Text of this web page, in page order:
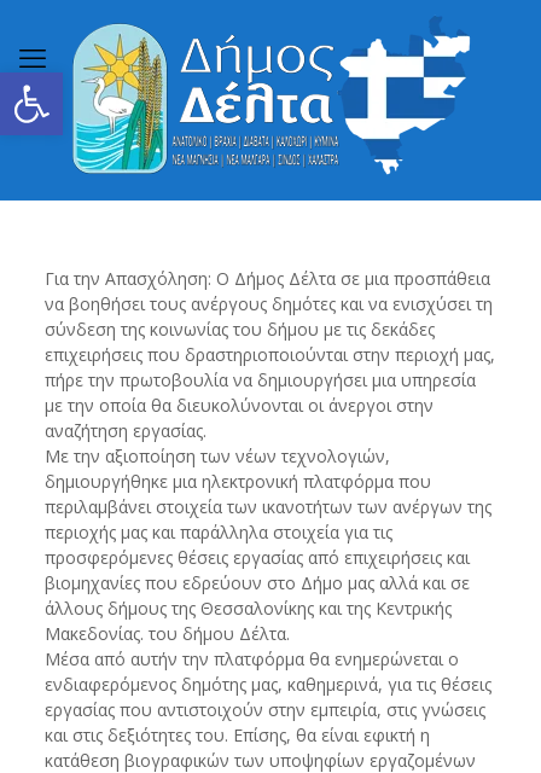
Ανοίξτε τη γραμμή εργαλείων
Για την Απασχόληση: Ο Δήμος Δέλτα σε μια προσπάθεια
να βοηθήσει τους ανέργους δημότες και να ενισχύσει τη
σύνδεση της κοινωνίας του δήμου με τις δεκάδες
επιχειρήσεις που δραστηριοποιούνται στην περιοχή μας,
πήρε την πρωτοβουλία να δημιουργήσει μια υπηρεσία
με την οποία θα διευκολύνονται οι άνεργοι στην
αναζήτηση εργασίας.
Με την αξιοποίηση των νέων τεχνολογιών,
δημιουργήθηκε μια ηλεκτρονική πλατφόρμα που
περιλαμβάνει στοιχεία των ικανοτήτων των ανέργων της
περιοχής μας και παράλληλα στοιχεία για τις
προσφερόμενες θέσεις εργασίας από επιχειρήσεις και
βιομηχανίες που εδρεύουν στο Δήμο μας αλλά και σε
άλλους δήμους της Θεσσαλονίκης και της Κεντρικής
Μακεδονίας. του δήμου Δέλτα.
Μέσα από αυτήν την πλατφόρμα θα ενημερώνεται ο
ενδιαφερόμενος δημότης μας, καθημερινά, για τις θέσεις
εργασίας που αντιστοιχούν στην εμπειρία, στις γνώσεις
και στις δεξιότητες του. Επίσης, θα είναι εφικτή η
κατάθεση βιογραφικών των υποψηφίων εργαζομένων